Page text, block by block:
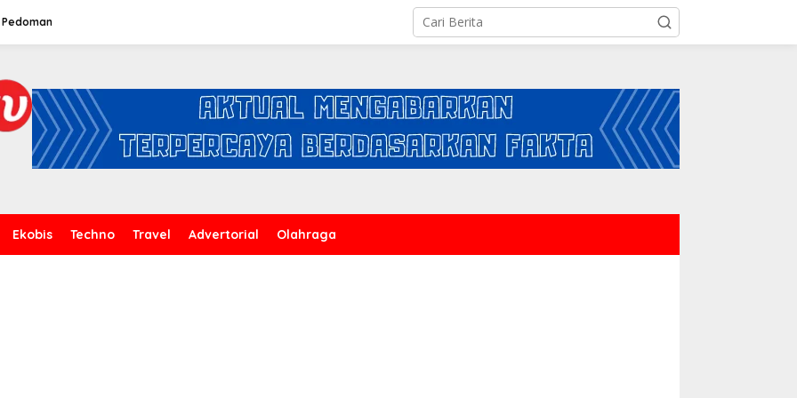
Pedoman
Ekobis Techno Travel Advertorial Olahraga